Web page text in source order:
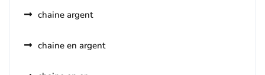
chaine argent
chaine en argent